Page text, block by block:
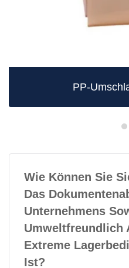
PP-
Wie Können Sie
Das
Unternehmens
Umweltfreundlich
Extreme
Ist?